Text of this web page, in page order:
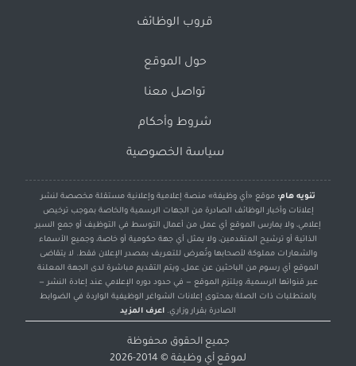
قروب الوظائف
حول الموقع
تواصل معنا
شروط وأحكام
سياسة الخصوصية
تنويه هام: موقع «أي وظيفة» منصة إعلامية وإعلانية مستقلة مخصصة لنشر
إعلانات وأخبار الوظائف الصادرة من الجهات الرسمية والخاصة بموجب ترخيص
إعلامي، ولا يمارس الموقع أي عمل من أعمال التوسط في التوظيف أو جمع السير
الذاتية أو ترشيح المتقدمين، ولا يمثل أي جهة حكومية أو خاصة، وجميع الأسماء
والشعارات مملوكة لأصحابها وتُعرض للتعريف بمصدر الإعلان فقط. لا يتقاضى
الموقع أي رسوم من الباحثين عن عمل، ويتم التقديم مباشرة لدى الجهة المعلنة
عبر قنواتها الرسمية، ويلتزم الموقع — في حدود دوره الإعلامي عند إعادة النشر —
بالمتطلبات ذات الصلة بمحتوى إعلانات الشواغر الوظيفية الواردة في الضوابط
الصادرة بقرار وزاري. اعرف المزيد
جميع الحقوق محفوظة
لموقع أي وظيفة © 2014-2026